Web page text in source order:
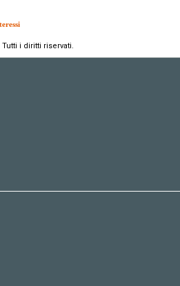
i diritti riservati.